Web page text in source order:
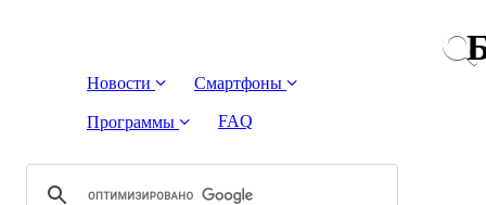
Новости Смартфоны
Программы FAQ